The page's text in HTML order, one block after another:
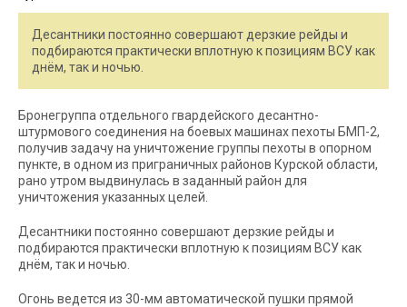
Десантники постоянно совершают дерзкие рейды и
подбираются практически вплотную к позициям ВСУ как
днём, так и ночью.
Бронегруппа отдельного гвардейского десантно-
штурмового соединения на боевых машинах пехоты БМП-2,
получив задачу на уничтожение группы пехоты в опорном
пункте, в одном из приграничных районов Курской области,
рано утром выдвинулась в заданный район для
уничтожения указанных целей.
Десантники постоянно совершают дерзкие рейды и
подбираются практически вплотную к позициям ВСУ как
днём, так и ночью.
Огонь ведется из 30-мм автоматической пушки прямой